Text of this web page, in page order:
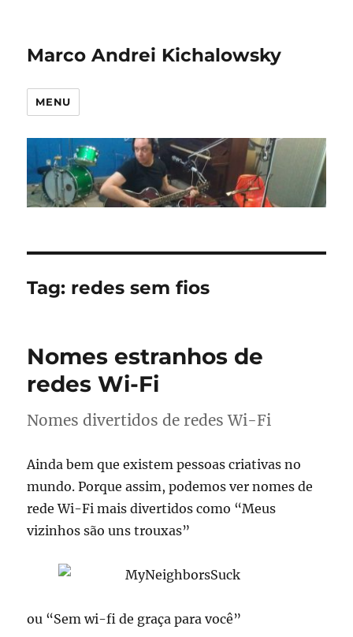
Marco Andrei Kichalowsky
MENU
Tag: redes sem fios
Nomes estranhos de
redes Wi-Fi
Nomes divertidos de redes Wi-Fi
Ainda bem que existem pessoas criativas no
mundo. Porque assim, podemos ver nomes de
rede Wi-Fi mais divertidos como “Meus
vizinhos são uns trouxas”
ou “Sem wi-fi de graça para você”